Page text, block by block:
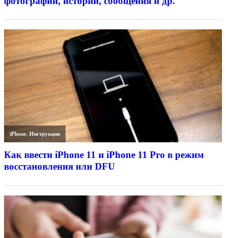
iPhone,Инструкции
Как ввести iPhone 11 и iPhone 11 Pro в режим
восстановления или DFU